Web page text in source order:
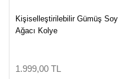
Kişiselleştirilebilir Gümüş Soy
Ağacı Kolye
1.999,00 TL